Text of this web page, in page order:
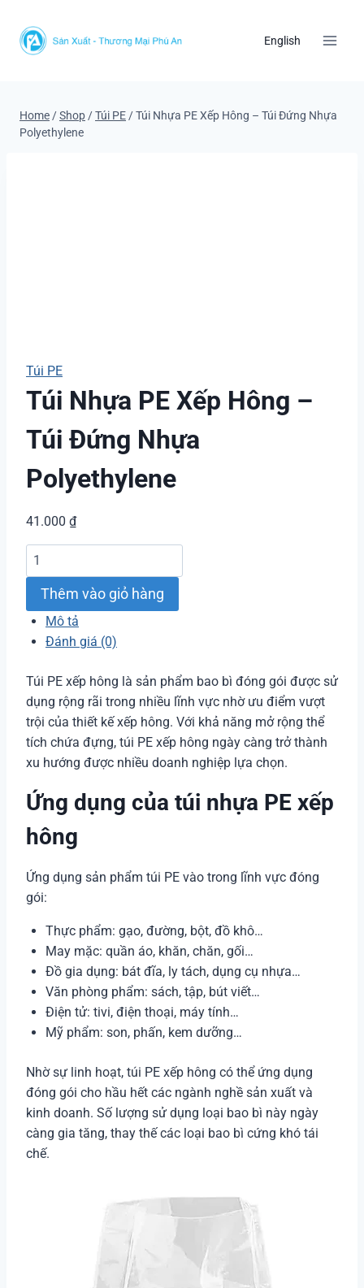
content
English
Home /Shop /Túi PE /Túi Nhựa PE Xếp Hông – Túi Đứng Nhựa
Polyethylene
Túi PE
Túi Nhựa PE Xếp Hông –
Túi Đứng Nhựa
Polyethylene
41.000 ₫
Túi
Nhựa
Xếp
Hông
Túi
Đứng
Nhựa
Polyethylene
số
Thêm vào giỏ hàng
Mô tả
Đánh giá (0)
Túi PE xếp hông là sản phẩm bao bì đóng gói được sử
dụng rộng rãi trong nhiều lĩnh vực nhờ ưu điểm vượt
trội của thiết kế xếp hông. Với khả năng mở rộng thể
tích chứa đựng, túi PE xếp hông ngày càng trở thành
xu hướng được nhiều doanh nghiệp lựa chọn.
Ứng dụng của túi nhựa PE xếp
hông
Ứng dụng sản phẩm túi PE vào trong lĩnh vực đóng
gói:
Thực phẩm: gạo, đường, bột, đồ khô…
May mặc: quần áo, khăn, chăn, gối…
Đồ gia dụng: bát đĩa, ly tách, dụng cụ nhựa…
Văn phòng phẩm: sách, tập, bút viết…
Điện tử: tivi, điện thoại, máy tính…
Mỹ phẩm: son, phấn, kem dưỡng…
Nhờ sự linh hoạt, túi PE xếp hông có thể ứng dụng
đóng gói cho hầu hết các ngành nghề sản xuất và
kinh doanh. Số lượng sử dụng loại bao bì này ngày
càng gia tăng, thay thế các loại bao bì cứng khó tái
chế.